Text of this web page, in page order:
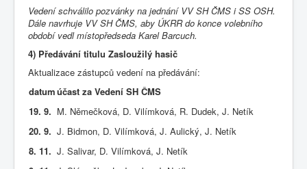
Vedení schválilo pozvánky na jednání VV SH ČMS i SS OSH.
Dále navrhuje VV SH ČMS, aby ÚKRR do konce volebního
období vedl místopředseda Karel Barcuch.
4) Předávání titulu Zasloužilý hasič
Aktualizace zástupců vedení na předávání:
datumúčast za Vedení SH ČMS
19. 9. M. Němečková, D. Vilímková, R. Dudek, J. Netík
20. 9. J. Bidmon, D. Vilímková, J. Aulický, J. Netík
8. 11. J. Salivar, D. Vilímková, J. Netík